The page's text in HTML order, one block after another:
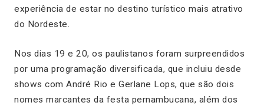
experiência de estar no destino turístico mais atrativo
do Nordeste.
Nos dias 19 e 20, os paulistanos foram surpreendidos
por uma programação diversificada, que incluiu desde
shows com André Rio e Gerlane Lops, que são dois
nomes marcantes da festa pernambucana, além dos